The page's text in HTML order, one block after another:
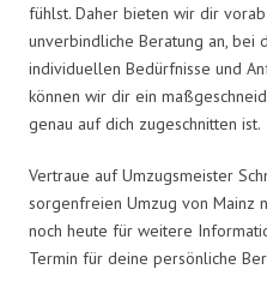
fühlst. Daher bieten wir dir
unverbindliche Beratung an, bei
individuellen Bedürfnisse und
können wir dir ein
genau auf dich zugeschnitten ist.
Vertraue auf Umzugsmeister
sorgenfreien Umzug von Mainz
noch heute für weitere
Termin für deine persönliche